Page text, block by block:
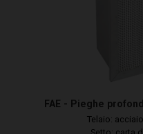
FAE - Pieghe
Telaio: